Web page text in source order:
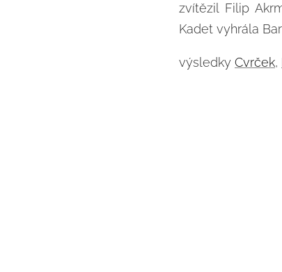
zvítězil Filip
Kadet vyhrála
výsledky Cvrček,